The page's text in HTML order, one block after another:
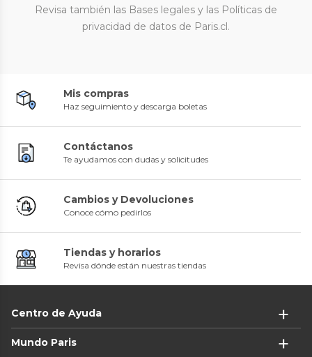
Revisa también las Bases legales y las Políticas de
privacidad de datos de Paris.cl.
Mis compras
Haz seguimiento y descarga boletas
Contáctanos
Te ayudamos con dudas y solicitudes
Cambios y Devoluciones
Conoce cómo pedirlos
Tiendas y horarios
Revisa dónde están nuestras tiendas
Centro de Ayuda
Mundo Paris